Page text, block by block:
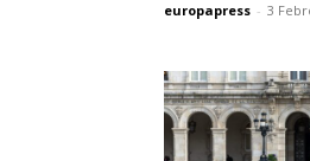
europapress - 3